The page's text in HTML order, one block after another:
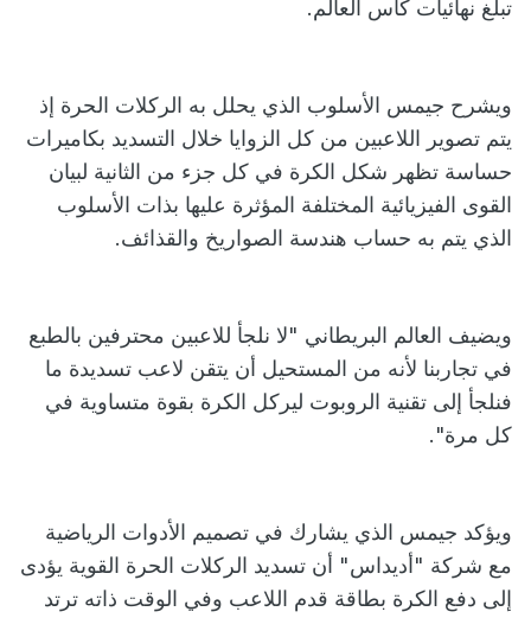
تبلغ نهائيات كأس العالم.
ويشرح جيمس الأسلوب الذي يحلل به الركلات الحرة إذ
يتم تصوير اللاعبين من كل الزوايا خلال التسديد بكاميرات
حساسة تظهر شكل الكرة في كل جزء من الثانية لبيان
القوى الفيزيائية المختلفة المؤثرة عليها بذات الأسلوب
الذي يتم به حساب هندسة الصواريخ والقذائف.
ويضيف العالم البريطاني "لا نلجأ للاعبين محترفين بالطبع
في تجاربنا لأنه من المستحيل أن يتقن لاعب تسديدة ما
فنلجأ إلى تقنية الروبوت ليركل الكرة بقوة متساوية في
كل مرة".
ويؤكد جيمس الذي يشارك في تصميم الأدوات الرياضية
مع شركة "أديداس" أن تسديد الركلات الحرة القوية يؤدى
إلى دفع الكرة بطاقة قدم اللاعب وفي الوقت ذاته ترتد